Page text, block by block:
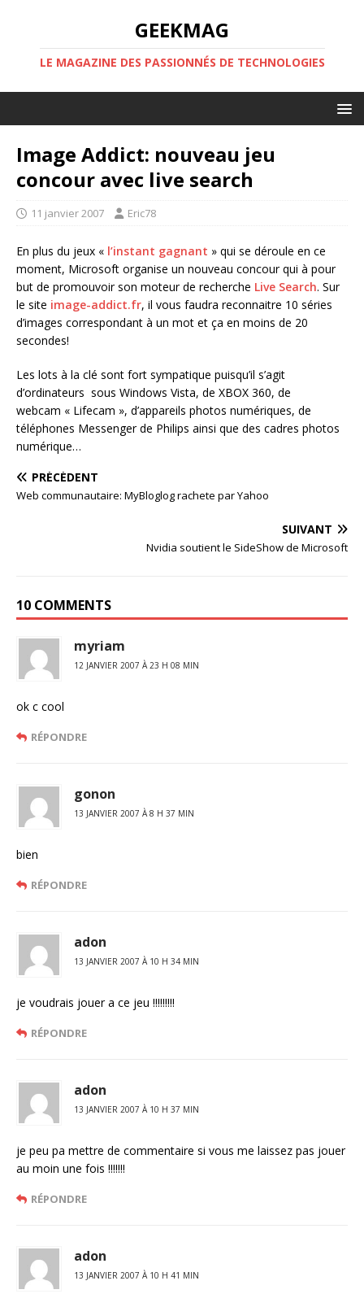
GEEKMAG
LE MAGAZINE DES PASSIONNÉS DE TECHNOLOGIES
Image Addict: nouveau jeu
concour avec live search
11 janvier 2007 Eric78
En plus du jeux « l’instant gagnant » qui se déroule en ce
moment, Microsoft organise un nouveau concour qui à pour
but de promouvoir son moteur de recherche Live Search. Sur
le site image-addict.fr, il vous faudra reconnaitre 10 séries
d’images correspondant à un mot et ça en moins de 20
secondes!
Les lots à la clé sont fort sympatique puisqu’il s’agit
d’ordinateurs sous Windows Vista, de XBOX 360, de
webcam « Lifecam », d’appareils photos numériques, de
téléphones Messenger de Philips ainsi que des cadres photos
numérique…
PRÉCÉDENT
Web communautaire: MyBloglog rachete par Yahoo
SUIVANT
Nvidia soutient le SideShow de Microsoft
10 COMMENTS
myriam
12 JANVIER 2007 À 23 H 08 MIN
ok c cool
RÉPONDRE
gonon
13 JANVIER 2007 À 8 H 37 MIN
bien
RÉPONDRE
adon
13 JANVIER 2007 À 10 H 34 MIN
je voudrais jouer a ce jeu !!!!!!!!!
RÉPONDRE
adon
13 JANVIER 2007 À 10 H 37 MIN
je peu pa mettre de commentaire si vous me laissez pas jouer
au moin une fois !!!!!!!
RÉPONDRE
adon
13 JANVIER 2007 À 10 H 41 MIN